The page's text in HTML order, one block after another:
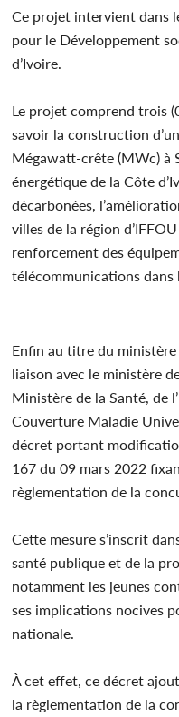
Ce projet intervient dans
pour le Développement
d’Ivoire.
Le projet comprend trois
savoir la construction
Mégawatt-crête (MWc) à
énergétique de la Côte
décarbonées,
villes de la région
renforcement des
télécommunications dans
Enfin au titre du ministère
liaison avec le ministère
Ministère de la Santé, de
Couverture Maladie
décret portant
167 du 09 mars 2022
règlementation de la
Cette mesure s’inscrit
santé publique et de la
notamment les jeunes
ses implications nocives
nationale.
À cet effet, ce décret
la règlementation de la